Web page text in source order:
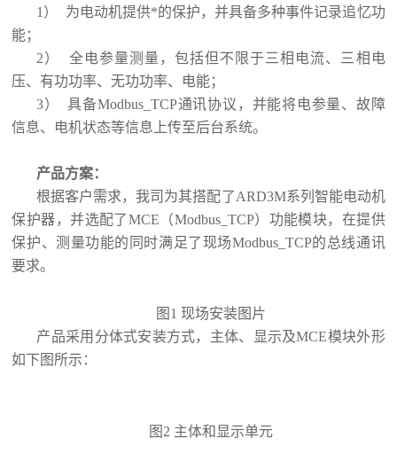
1 ）
为电动机提供*的保护，并具备多种事件记录追忆功
能；
2）
全电参量测量，包括但不限于三相电流、三相电
压、有功功率、无功功率、电能；
3） 具备Modbus_TCP通讯协议，并能将电参量、故障
信息、电机状态等信息上传至后台系统。
产品方案：
根据客户需求，我司为其搭配了ARD3M系列智能电动机
保护器，并选配了MCE （Modbus_TCP）功能模块，在提供
保护、测量功能的同时满足了现场Modbus_TCP的总线通讯
要求。
图 1 现场安装图片
产品采用分体式安装方式，主体、显示及MCE模块外形
如下图所示：
图 2 主体和显示单元